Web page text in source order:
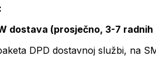
dostava (prosječno, 3-7 radnih
DPD dostavnoj službi, na